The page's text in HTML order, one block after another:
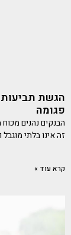
הגשת תביעות
פגומה
הבנקים נהנים
זה אינו בלתי מוגבל
קרא עוד »